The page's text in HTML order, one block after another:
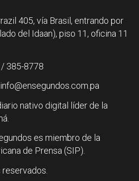
405, vía Brasil, entrando por
del Idaan), piso 11, oficina 11
385-8778
nativo digital líder de la
es miembro de la
de Prensa (SIP).